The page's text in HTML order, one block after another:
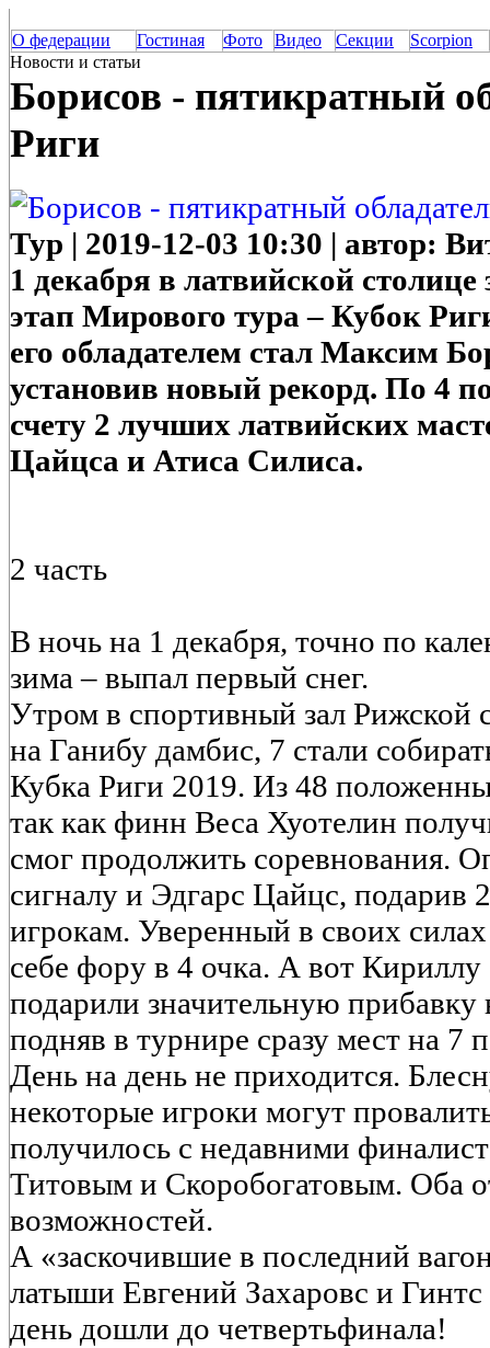
О федерации Гостиная Фото Видео Секции
Scorpion
Новости и статьи
Борисов - пятикратный
Риги
Тур | 2019-12-03 10:30 | автор:
1 декабря в латвийской
этап Мирового тура – Кубок
его обладателем стал Максим
установив новый рекорд. По 4
счету 2 лучших латвийских
Цайцса и Атиса Силиса.
2 часть
В ночь на 1 декабря, точно по
зима – выпал первый снег.
Утром в спортивный зал Рижской
на Ганибу дамбис, 7 стали
Кубка Риги 2019. Из 48
так как финн Веса Хуотелин
смог продолжить соревнования.
сигналу и Эдгарс Цайцс, подарив
игрокам. Уверенный в своих
себе фору в 4 очка. А вот Кириллу
подарили значительную прибавку
подняв в турнире сразу мест на 7
День на день не приходится.
некоторые игроки могут
получилось с недавними
Титовым и Скоробогатовым. Оба
возможностей.
А «заскочившие в последний
латыши Евгений Захаровс и
день дошли до четвертьфинала!